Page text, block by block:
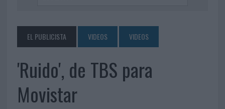
EL PUBLICISTA VIDEOS VIDEOS
'Ruido', de TBS para
Movistar